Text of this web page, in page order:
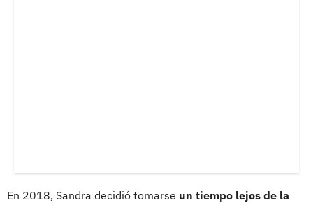
En 2018, Sandra decidió tomarse un tiempo lejos de la